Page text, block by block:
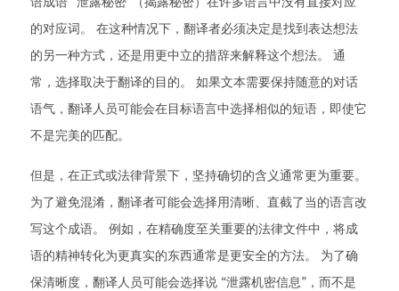
的对应词。 在这种情况下，翻译者必须决定是找到表达想法
的另一种方式，还是用更中立的措辞来解释这个想法。 通
常，选择取决于翻译的目的。 如果文本需要保持随意的对话
语气，翻译人员可能会在目标语言中选择相似的短语，即使它
不是完美的匹配。
但是，在正式或法律背景下，坚持确切的含义通常更为重要。
为了避免混淆，翻译者可能会选择用清晰、直截了当的语言改
写这个成语。 例如，在精确度至关重要的法律文件中，将成
语的精神转化为更真实的东西通常是更安全的方法。 为了确
保清晰度，翻译人员可能会选择说 “泄露机密信息”，而不是